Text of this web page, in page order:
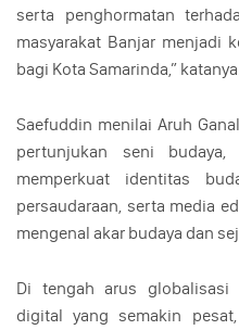
serta penghormatan
masyarakat Banjar menjadi
bagi Kota Samarinda,”
Saefuddin menilai Aruh
pertunjukan seni
memperkuat identitas
persaudaraan, serta media
mengenal akar budaya dan
Di tengah arus globalisasi
digital yang semakin